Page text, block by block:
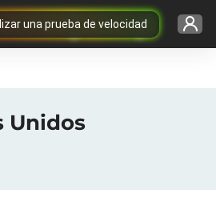
una prueba de velocidad
Unidos